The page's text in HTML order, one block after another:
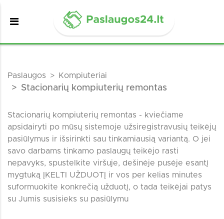
Paslaugos Kompiuteriai
Stacionarių kompiuterių remontas
Stacionarių kompiuterių remontas - kviečiame
apsidairyti po mūsų sistemoje užsiregistravusių teikėjų
pasiūlymus ir išsirinkti sau tinkamiausią variantą. O jei
savo darbams tinkamo paslaugų teikėjo rasti
nepavyks, spustelkite viršuje, dešinėje pusėje esantį
mygtuką ĮKELTI UŽDUOTĮ ir vos per kelias minutes
suformuokite konkrečią užduotį, o tada teikėjai patys
su Jumis susisieks su pasiūlymu